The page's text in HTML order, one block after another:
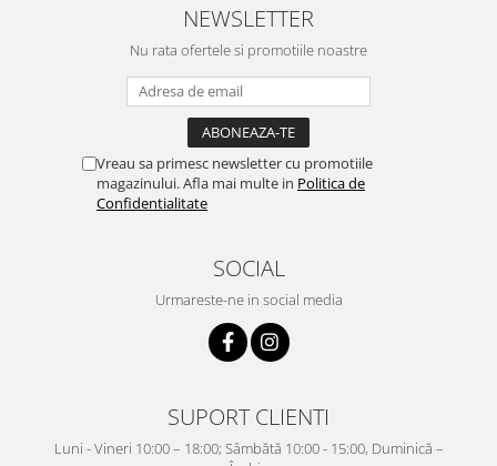
NEWSLETTER
Nu rata ofertele si promotiile noastre
Vreau sa primesc newsletter cu promotiile
magazinului. Afla mai multe in Politica de
Confidentialitate
SOCIAL
Urmareste-ne in social media
SUPORT CLIENTI
Luni - Vineri 10:00 – 18:00; Sâmbătă 10:00 - 15:00, Duminică –